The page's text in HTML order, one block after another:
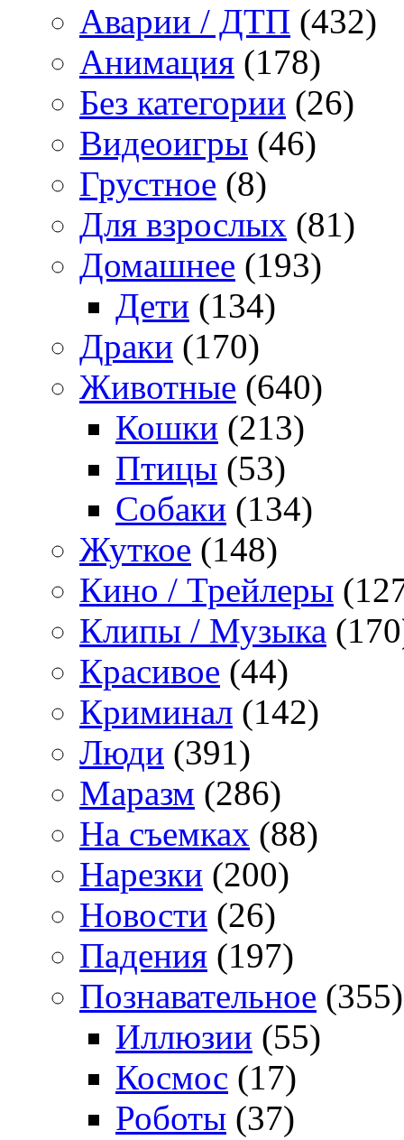
Аварии / ДТП (432)
Анимация (178)
Без категории (26)
Видеоигры (46)
Грустное (8)
Для взрослых (81)
Домашнее (193)
Дети (134)
Драки (170)
Животные (640)
Кошки (213)
Птицы (53)
Собаки (134)
Жуткое (148)
Кино / Трейлеры
Клипы / Музыка
Красивое (44)
Криминал (142)
Люди (391)
Маразм (286)
На съемках (88)
Нарезки (200)
Новости (26)
Падения (197)
Познавательное (355)
Иллюзии (55)
Космос (17)
Роботы (37)